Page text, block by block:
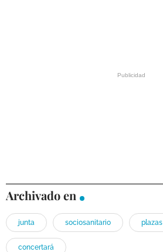
Archivado en
junta sociosanitario plazas
concertará